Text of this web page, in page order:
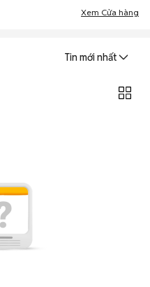
Xem Cửa hàng
Tin mới nhất